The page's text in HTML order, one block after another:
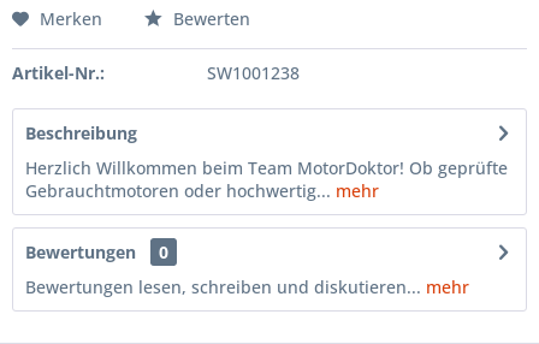
Merken Bewerten
Artikel-Nr.: SW1001238
Beschreibung
Herzlich Willkommen beim Team MotorDoktor! Ob geprüfte
Gebrauchtmotoren oder hochwertig... mehr
Bewertungen
0
Bewertungen lesen, schreiben und diskutieren... mehr